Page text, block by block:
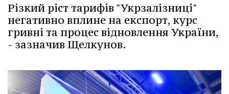
Різкий ріст тарифів "Укрзалізниці"
негативно вплине на експорт, курс
гривні та процес відновлення України,
- зазначив Щелкунов.